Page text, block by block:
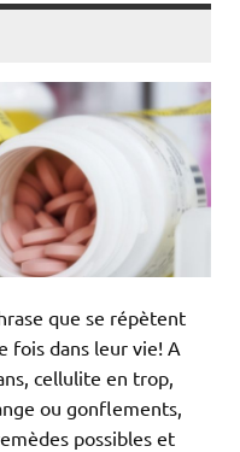
que se répètent
fois dans leur vie! A
cellulite en trop,
ou gonflements,
possibles et